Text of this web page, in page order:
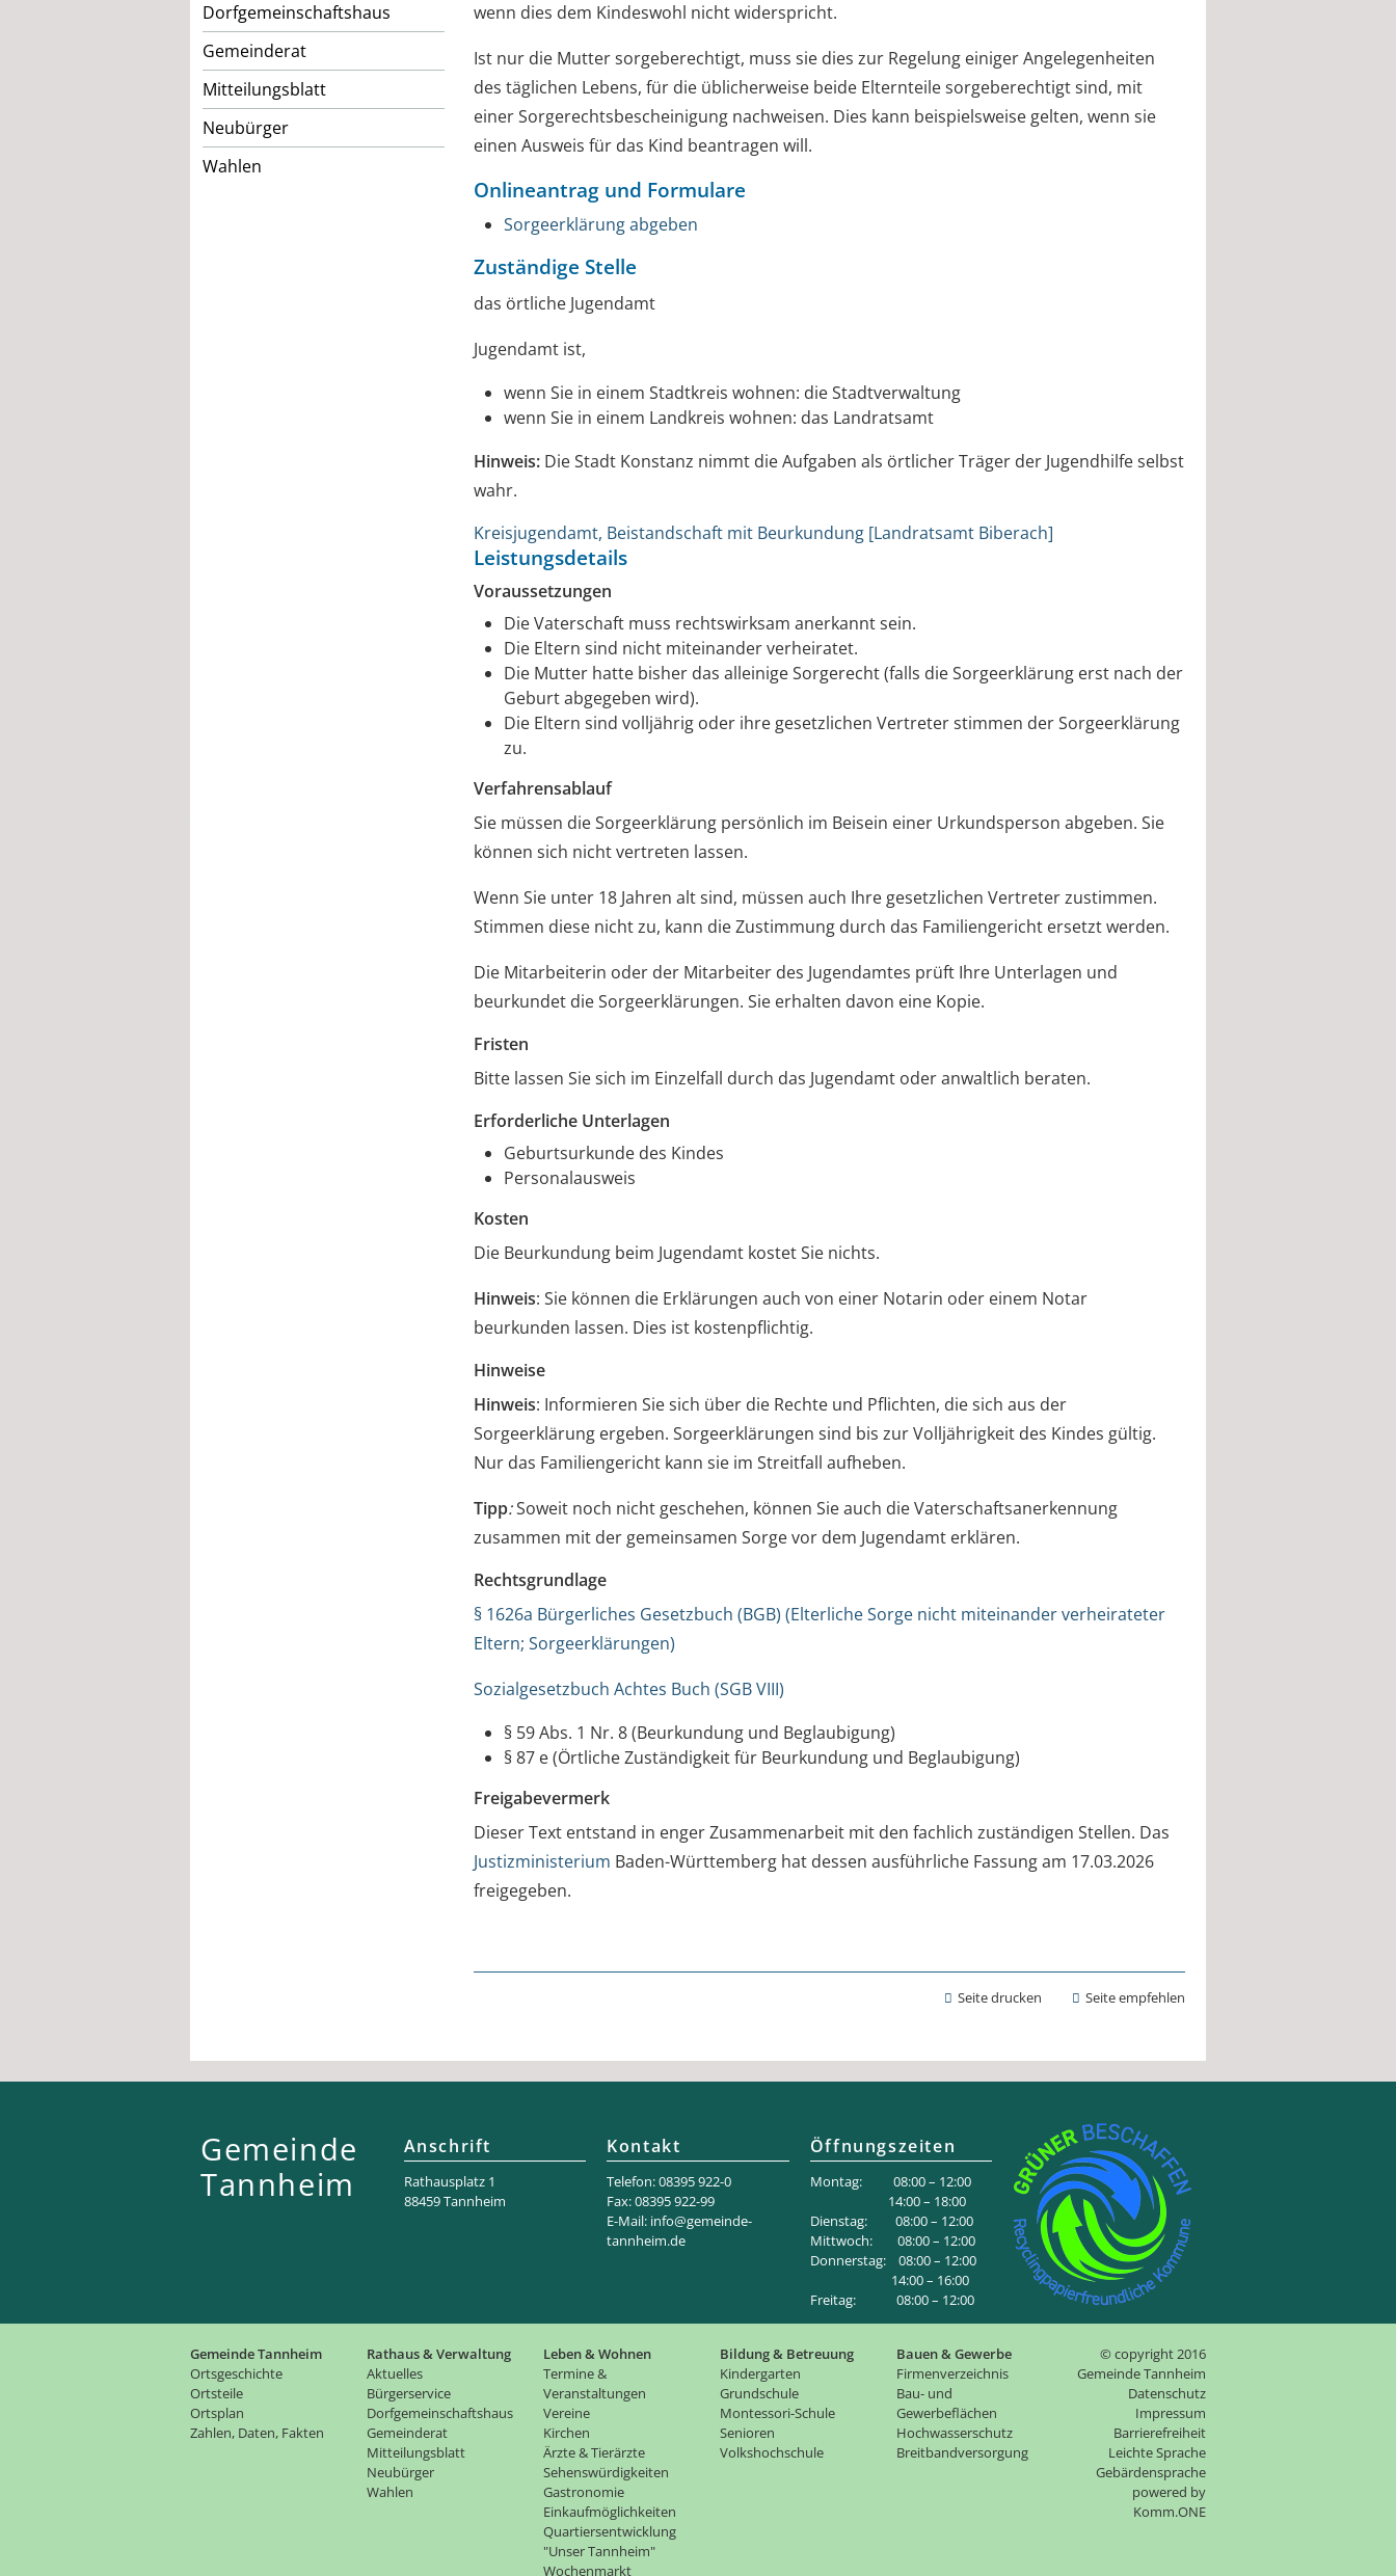
Dorfgemeinschaftshaus
Gemeinderat
Mitteilungsblatt
Neubürger
Wahlen
wenn dies dem Kindeswohl nicht widerspricht.
Ist nur die Mutter sorgeberechtigt, muss sie dies zur Regelung einiger Angelegenheiten
des täglichen Lebens, für die üblicherweise beide Elternteile sorgeberechtigt sind, mit
einer Sorgerechtsbescheinigung nachweisen. Dies kann beispielsweise gelten, wenn sie
einen Ausweis für das Kind beantragen will.
Onlineantrag und Formulare
Sorgeerklärung abgeben
Zuständige Stelle
das örtliche Jugendamt
Jugendamt ist,
wenn Sie in einem Stadtkreis wohnen: die Stadtverwaltung
wenn Sie in einem Landkreis wohnen: das Landratsamt
Hinweis: Die Stadt Konstanz nimmt die Aufgaben als örtlicher Träger der Jugendhilfe selbst
wahr.
Kreisjugendamt, Beistandschaft mit Beurkundung [Landratsamt Biberach]
Leistungsdetails
Voraussetzungen
Die Vaterschaft muss rechtswirksam anerkannt sein.
Die Eltern sind nicht miteinander verheiratet.
Die Mutter hatte bisher das alleinige Sorgerecht (falls die Sorgeerklärung erst nach der
Geburt abgegeben wird).
Die Eltern sind volljährig oder ihre gesetzlichen Vertreter stimmen der Sorgeerklärung
zu.
Verfahrensablauf
Sie müssen die Sorgeerklärung persönlich im Beisein einer Urkundsperson abgeben. Sie
können sich nicht vertreten lassen.
Wenn Sie unter 18 Jahren alt sind, müssen auch Ihre gesetzlichen Vertreter zustimmen.
Stimmen diese nicht zu, kann die Zustimmung durch das Familiengericht ersetzt werden.
Die Mitarbeiterin oder der Mitarbeiter des Jugendamtes prüft Ihre Unterlagen und
beurkundet die Sorgeerklärungen. Sie erhalten davon eine Kopie.
Fristen
Bitte lassen Sie sich im Einzelfall durch das Jugendamt oder anwaltlich beraten.
Erforderliche Unterlagen
Geburtsurkunde des Kindes
Personalausweis
Kosten
Die Beurkundung beim Jugendamt kostet Sie nichts.
Hinweis: Sie können die Erklärungen auch von einer Notarin oder einem Notar
beurkunden lassen. Dies ist kostenpflichtig.
Hinweise
Hinweis: Informieren Sie sich über die Rechte und Pflichten, die sich aus der
Sorgeerklärung ergeben. Sorgeerklärungen sind bis zur Volljährigkeit des Kindes gültig.
Nur das Familiengericht kann sie im Streitfall aufheben.
Tipp:Soweit noch nicht geschehen, können Sie auch die Vaterschaftsanerkennung
zusammen mit der gemeinsamen Sorge vor dem Jugendamt erklären.
Rechtsgrundlage
§ 1626a Bürgerliches Gesetzbuch (BGB) (Elterliche Sorge nicht miteinander verheirateter
Eltern; Sorgeerklärungen)
Sozialgesetzbuch Achtes Buch (SGB VIII)
§ 59 Abs. 1 Nr. 8 (Beurkundung und Beglaubigung)
§ 87 e (Örtliche Zuständigkeit für Beurkundung und Beglaubigung)
Freigabevermerk
Dieser Text entstand in enger Zusammenarbeit mit den fachlich zuständigen Stellen. Das
Justizministerium Baden-Württemberg hat dessen ausführliche Fassung am 17.03.2026
freigegeben.
Seite drucken Seite empfehlen
Gemeinde
Tannheim
Anschrift
Rathaus­platz 1
88459 Tannheim
Kontakt
Telefon: 08395 922-0
Fax: 08395 922-99
E-Mail: info@gemeinde-
tannheim.de
Öffnungszeiten
Montag: 08:00 – 12:00
14:00 – 18:00
Dienstag: 08:00 – 12:00
Mittwoch: 08:00 – 12:00
Donnerstag: 08:00 – 12:00
14:00 – 16:00
Freitag: 08:00 – 12:00
Gemeinde Tannheim
Ortsgeschichte
Ortsteile
Ortsplan
Zahlen, Daten, Fakten
Rathaus & Verwaltung
Aktuelles
Bürgerservice
Dorfgemeinschaftshaus
Gemeinderat
Mitteilungsblatt
Neubürger
Wahlen
Leben & Wohnen
Termine &
Veranstaltungen
Vereine
Kirchen
Ärzte & Tierärzte
Sehenswürdigkeiten
Gastronomie
Einkaufmöglichkeiten
Quartiersentwicklung
"Unser Tannheim"
Wochenmarkt
Bildung & Betreuung
Kindergarten
Grundschule
Montessori-Schule
Senioren
Volkshochschule
Bauen & Gewerbe
Firmenverzeichnis
Bau- und
Gewerbeflächen
Hochwasserschutz
Breitbandversorgung
© copyright 2016
Gemeinde Tannheim
Datenschutz
Impressum
Barrierefreiheit
Leichte Sprache
Gebärdensprache
powered by
Komm.ONE